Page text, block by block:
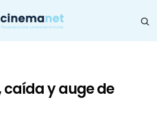
caída y auge de